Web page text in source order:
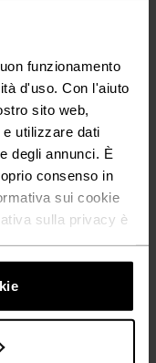
funzionamento
d'uso. Con l'aiuto
sito web,
utilizzare dati
degli annunci. È
consenso in
sui cookie
sulla privacy è
sono
o per gli
estiva.
interno ti
comfort.
problema: la
al 95% con
protegge dalle
mani e del logo
per chi è